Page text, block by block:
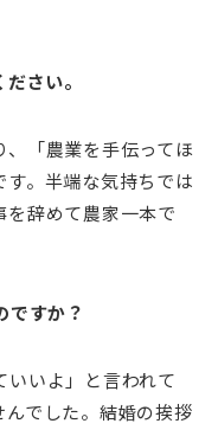
さい。
、「農業を手伝ってほ
。半端な気持ちでは
辞めて農家一本で
ですか？
いいよ」と言われて
でした。結婚の挨拶